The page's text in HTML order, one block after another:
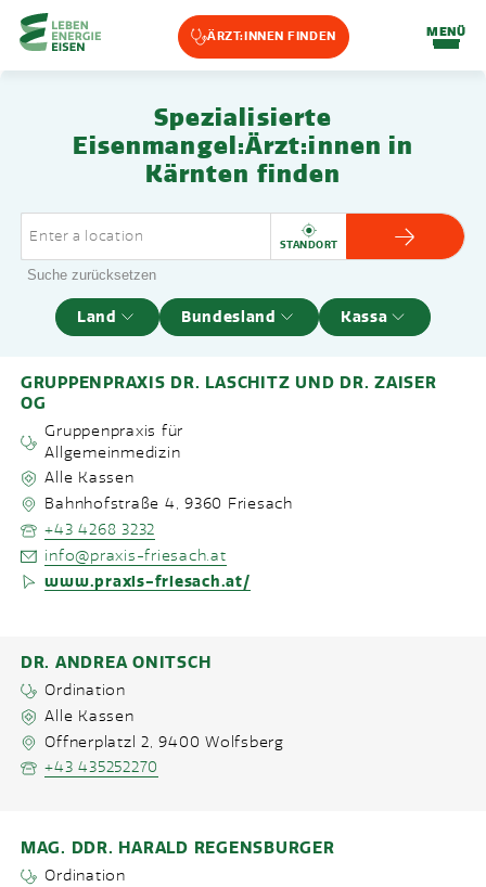
Zum Hauptinhalt springen Accesskey: 0
Zur Hauptnavigation springen,Accesskey: 1
MENÜ
ÄRZT:INNEN FINDEN
Home-Eisencheck
Spezialisierte
Eisenmangel:Ärzt:innen in
Kärnten finden
STANDORT ARZT
Suche zurücksetzen
Filter
Land Bundesland Kassa
GRUPPENPRAXIS DR. LASCHITZ UND DR. ZAISER
OG
Gruppenpraxis für
Allgemeinmedizin
Alle Kassen
Bahnhofstraße 4, 9360 Friesach
+43 4268 3232
info@praxis-friesach.at
www.praxis-friesach.at/
DR. ANDREA ONITSCH
Ordination
Alle Kassen
Offnerplatzl 2,9400 Wolfsberg
+43 435252270
MAG. DDR. HARALD REGENSBURGER
Ordination